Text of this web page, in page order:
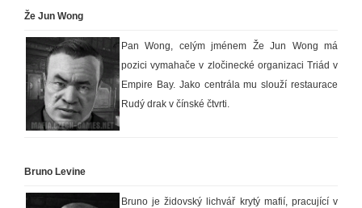
Že Jun Wong
Pan Wong, celým jménem Že Jun Wong má
pozici vymahače v zločinecké organizaci Triád v
Empire Bay. Jako centrála mu slouží restaurace
Rudý drak v čínské čtvrti.
Bruno Levine
Bruno je židovský lichvář krytý mafií, pracující v